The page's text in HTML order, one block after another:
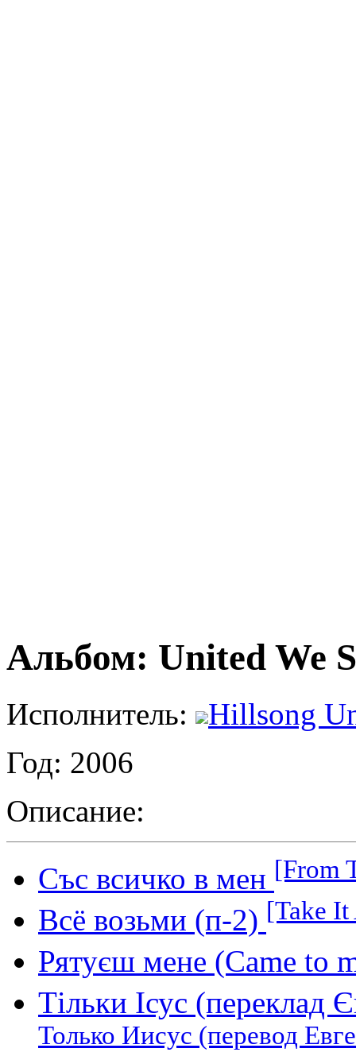
Альбом: United We
Исполнитель:
Hillsong
Год: 2006
Описание:
Със всичко в мен [From
Всё возьми (п-2) [Take
Рятуєш мене (Came to
Тільки Ісус (переклад
Только Иисус (перевод